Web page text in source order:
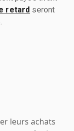
retard seront
leurs achats